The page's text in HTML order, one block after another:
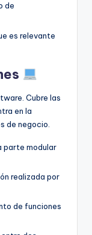
de
es relevante
Cubre las
en la
de negocio.
parte modular
realizada por
de funciones